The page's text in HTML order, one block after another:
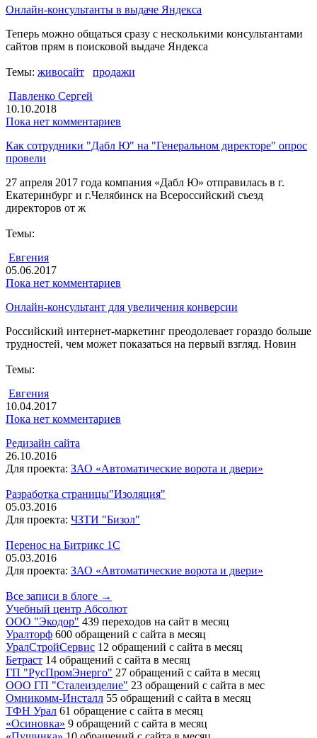
Онлайн-консультанты в выдаче Яндекса
Теперь можно общаться сразу с несколькими консультантами
сайтов прям в поисковой выдаче Яндекса
Темы: живосайт
продажи
Павленко Сергей
10.10.2018
Пока нет комментариев
Как сотрудники "Дабл Ю" на "Генеральном директоре" опрос
провели
27 апреля 2017 года компания «Дабл Ю» отправилась в г.
Екатеринбург и г.Челябинск на Всероссийский съезд
директоров от ж
Темы:
Евгения
05.06.2017
Пока нет комментариев
Онлайн-консультант для увеличения конверсии
Российский интернет-маркетинг преодолевает гораздо больше
трудностей, чем может показаться на первый взгляд. Новин
Темы:
Евгения
10.04.2017
Пока нет комментариев
Редизайн сайта
26.10.2016
Для проекта: ЗАО «Автоматические ворота и двери»
Разработка страницы"Изоляция"
05.03.2016
Для проекта: ЧЗТИ "Бизол"
Перенос на Битрикс 1С
05.03.2016
Для проекта: ЗАО «Автоматические ворота и двери»
Все записи в блоге →
Учебный центр Абсолют
ООО "Экодор" 439 переходов на сайт в месяц
Уралторф 600 обращений с сайта в месяц
УралСтройСервис 12 обращений с сайта в месяц
Бетраст 14 обращений с сайта в месяц
ГП "РусПромЭнерго" 27 обращений с сайта в месяц
ООО ГП "Сталеизделие" 23 обращений с сайта в мес
Омникомм-Инсталл 55 обращений с сайта в месяц
ТФН Урал 61 обращение с сайта в месяц
«Осиновка» 9 обращений с сайта в месяц